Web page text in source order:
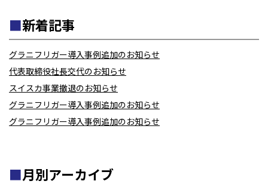
新着記事
グラニフリガー導入事例追加のお知らせ
代表取締役社長交代のお知らせ
スイスカ事業撤退のお知らせ
グラニフリガー導入事例追加のお知らせ
グラニフリガー導入事例追加のお知らせ
月別アーカイブ